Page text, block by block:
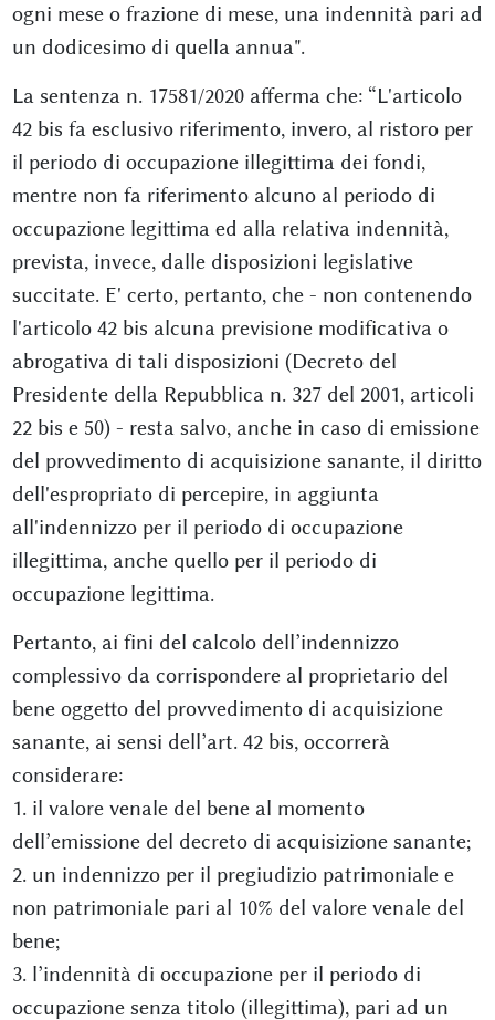
ogni mese o frazione di mese, una indennità pari ad
un dodicesimo di quella annua".
La sentenza n. 17581/2020 afferma che: “L'articolo
42 bis fa esclusivo riferimento, invero, al ristoro per
il periodo di occupazione illegittima dei fondi,
mentre non fa riferimento alcuno al periodo di
occupazione legittima ed alla relativa indennità,
prevista, invece, dalle disposizioni legislative
succitate. E' certo, pertanto, che - non contenendo
l'articolo 42 bis alcuna previsione modificativa o
abrogativa di tali disposizioni (Decreto del
Presidente della Repubblica n. 327 del 2001, articoli
22 bis e 50) - resta salvo, anche in caso di emissione
del provvedimento di acquisizione sanante, il diritto
dell'espropriato di percepire, in aggiunta
all'indennizzo per il periodo di occupazione
illegittima, anche quello per il periodo di
occupazione legittima.
Pertanto, ai fini del calcolo dell’indennizzo
complessivo da corrispondere al proprietario del
bene oggetto del provvedimento di acquisizione
sanante, ai sensi dell’art. 42 bis, occorrerà
considerare:
1. il valore venale del bene al momento
dell’emissione del decreto di acquisizione sanante;
2. un indennizzo per il pregiudizio patrimoniale e
non patrimoniale pari al 10% del valore venale del
bene;
3. l’indennità di occupazione per il periodo di
occupazione senza titolo (illegittima), pari ad un